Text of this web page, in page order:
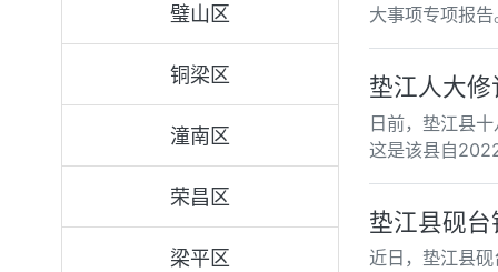
璧山区
铜梁区
潼南区
荣昌区
梁平区
大事项专项报告
垫江人大
日前，垫江县
这是该县自
垫江县砚
近日，垫江县